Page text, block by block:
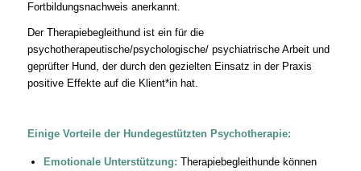
Fortbildungsnachweis anerkannt.
Der Therapiebegleithund ist ein für die
psychotherapeutische/psychologische/ psychiatrische Arbeit und
geprüfter Hund, der durch den gezielten Einsatz in der Praxis
positive Effekte auf die Klient*in hat.
Einige Vorteile der Hundegestützten Psychotherapie:
Emotionale Unterstützung: Therapiebegleithunde können